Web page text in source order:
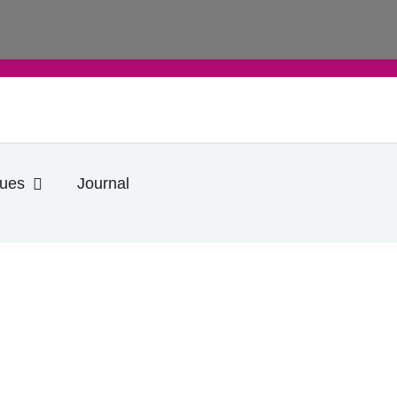
Ouvrir Informations pratiques
Journal